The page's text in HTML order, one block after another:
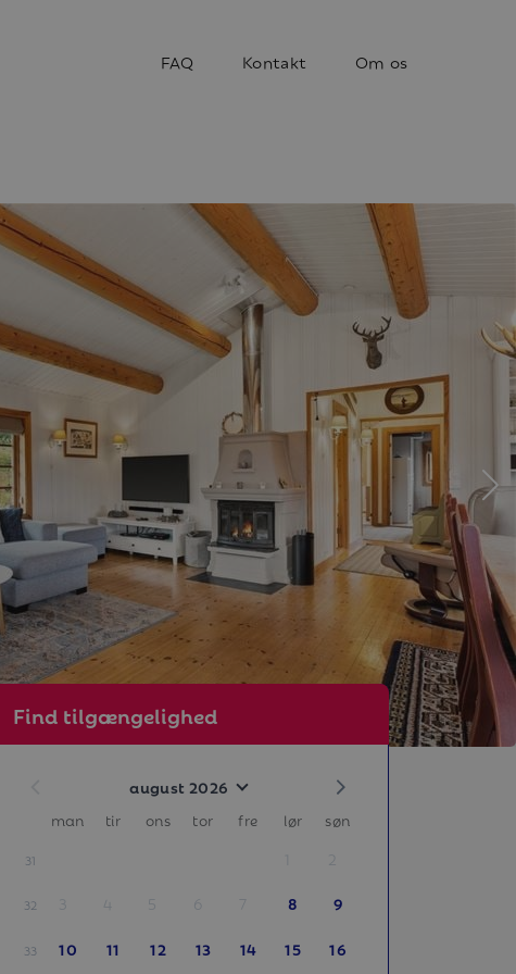
FAQ Kontakt Om os
Find tilgængelighed
august 2026
man tir ons tor fre lør søn
31 2
32 3 4 5 6 7 8 9
33 10 11 12 13 14 15 16